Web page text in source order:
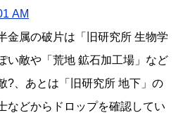
AM
金属の破片は「旧研究所 生物学
い敵や「荒地 鉱石加工場」など
?、あとは「旧研究所 地下」の
などからドロップを確認してい